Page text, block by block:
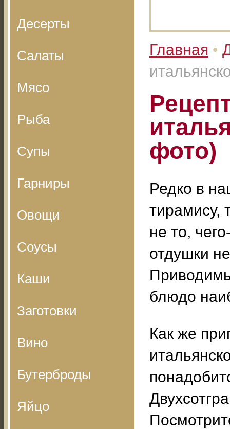
Десерты
Салаты
Мясо
Рыба
Супы
Гарниры
Овощи
Соусы
Каши
Заготовки
Вино
Бутерброды
Яйцо
Главная •
фото)
Редко в
тирамису,
не то,
отдушки
блюдо
Как же